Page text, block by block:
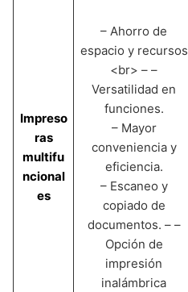
Impreso
ras
multifu
ncional
es
– Ahorro de
espacio y recursos
<br> – –
Versatilidad en
funciones.
– Mayor
conveniencia y
eficiencia.
– Escaneo y
copiado de
documentos. – –
Opción de
impresión
inalámbrica